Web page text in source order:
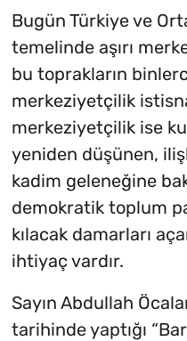
Bugün Türkiye ve
temelinde aşırı
bu toprakların
merkeziyetçilik
merkeziyetçilik ise
yeniden düşünen,
kadim geleneğine
demokratik toplum
kılacak damarları
ihtiyaç vardır.
Sayın Abdullah
tarihinde yaptığı